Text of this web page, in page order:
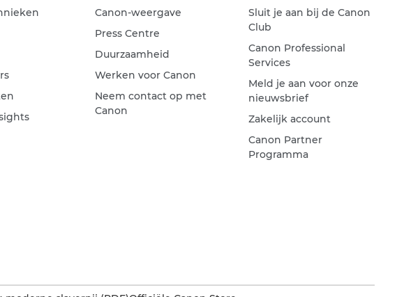
Canon-weergave
Press Centre
Duurzaamheid
Werken voor Canon
Neem contact op met
Canon
Sluit je aan bij de Canon
Club
Canon Professional
Services
Meld je aan voor onze
nieuwsbrief
Zakelijk account
Canon Partner
Programma